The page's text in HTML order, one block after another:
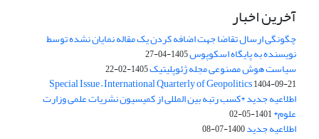
آخرین اخبار
چگونگی ارسال تقاضا جهت اضافه کردن یک مقاله نمایان نشده توسط
نویسنده به پایگاه اسکوپوس1405-04-27
سیاست هوش مصنوعی مجله ژئوپلیتیک1405-02-22
Special Issue – International Quarterly of Geopolitics1404-09-21
اطلاعیه جدید *کسب رتبه بین المللی از کمیسیون نشریات علمی وزارت
علوم*1401-05-02
اطلاعیه جدید1400-07-08